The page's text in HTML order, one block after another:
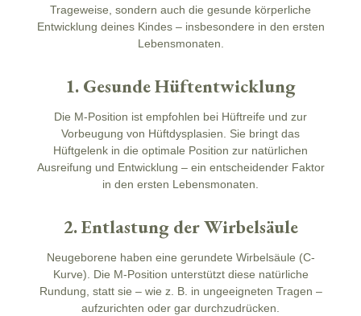
Trageweise, sondern auch die gesunde körperliche
Entwicklung deines Kindes – insbesondere in den ersten
Lebensmonaten.
1. Gesunde Hüftentwicklung
Die M-Position ist empfohlen bei Hüftreife und zur
Vorbeugung von Hüftdysplasien. Sie bringt das
Hüftgelenk in die optimale Position zur natürlichen
Ausreifung und Entwicklung – ein entscheidender Faktor
in den ersten Lebensmonaten.
2. Entlastung der Wirbelsäule
Neugeborene haben eine gerundete Wirbelsäule (C-
Kurve). Die M-Position unterstützt diese natürliche
Rundung, statt sie – wie z. B. in ungeeigneten Tragen –
aufzurichten oder gar durchzudrücken.